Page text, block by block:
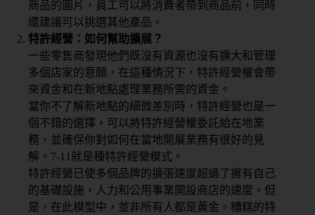
商品的圖片，員工可以將消費者帶到商品前，同時
還建議可以挑選其他產品。
特許經營：如何幫助擴展？
一些零售商發現他們既沒有資源也沒有擴大和管理
多個店家的意願，在這種情況下，特許經營權會帶
來資金和在新地點處理業務所需的資金。
當你不了解新地點的細微差別時，特許經營也是一
個不錯的選擇，可以將特許經營權委託給在地業
務，並確保你對如何在當地開展業務有很好的見
解。7-11就是種特許經營模式。
特許經營已使多個品牌的擴張速度超過了擁有自己
的基礎設施，人力和公用事業開設商店的速度。但
是，在此模型中，並非所有人都是黃金。糟糕的特
籍
場
控
多
元
流
會